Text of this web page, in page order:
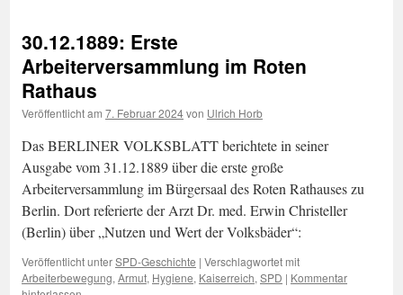
30.12.1889: Erste
Arbeiterversammlung im Roten
Rathaus
Veröffentlicht am 7. Februar 2024von Ulrich Horb
Das BERLINER VOLKSBLATT berichtete in seiner
Ausgabe vom 31.12.1889 über die erste große
Arbeiterversammlung im Bürgersaal des Roten Rathauses zu
Berlin. Dort referierte der Arzt Dr. med. Erwin Christeller
(Berlin) über „Nutzen und Wert der Volksbäder“:
Veröffentlicht unterSPD-Geschichte | Verschlagwortet mit
Arbeiterbewegung, Armut, Hygiene, Kaiserreich, SPD | Kommentar